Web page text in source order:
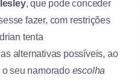
Iesley, que pode conceder
fazer, com restrições
tenta
alternativas possíveis, ao
seu namorado escolha